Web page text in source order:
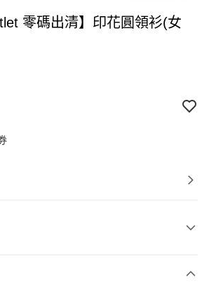
零碼出清】印花圓領衫(女